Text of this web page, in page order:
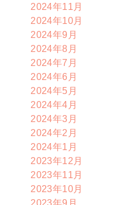
2024年11月
2024年10月
2024年9月
2024年8月
2024年7月
2024年6月
2024年5月
2024年4月
2024年3月
2024年2月
2024年1月
2023年12月
2023年11月
2023年10月
2023年9月